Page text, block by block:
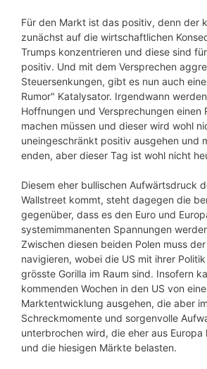
Für den Markt ist das positiv, denn der
zunächst auf die wirtschaftlichen
Trumps konzentrieren und diese sind
positiv. Und mit dem Versprechen
Steuersenkungen, gibt es nun auch
Rumor" Katalysator. Irgendwann
Hoffnungen und Versprechungen einen
machen müssen und dieser wird wohl
uneingeschränkt positiv ausgehen und
enden, aber dieser Tag ist wohl nicht
Diesem eher bullischen Aufwärtsdruck
Wallstreet kommt, steht dagegen die
gegenüber, dass es den Euro und
systemimmanenten Spannungen
Zwischen diesen beiden Polen muss
navigieren, wobei die US mit ihrer
grösste Gorilla im Raum sind. Insofern
kommenden Wochen in den US von
Marktentwicklung ausgehen, die aber
Schreckmomente und sorgenvolle
unterbrochen wird, die eher aus Europa
und die hiesigen Märkte belasten.